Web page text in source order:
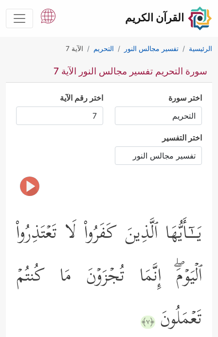
القرآن الكريم
الرئيسية تفسير مجالس النور التحريم الآية 7
سورة التحريم تفسير مجالس النور الآية 7
اختر سورة اختر رقم الآية
اختر التفسير
یَــٰۤـأَیُّهَا ٱلَّذِینَ كَفَرُواْ لَا تَعۡتَذِرُواْ
ٱلۡیَوۡمَۖ إِنَّمَا تُجۡزَوۡنَ مَا كُنتُمۡ
تَعۡمَلُونَ ﴿٧﴾